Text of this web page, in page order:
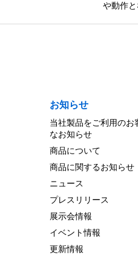
や動作と
お知らせ
当社製品をご利用のお
なお知らせ
商品について
商品に関するお知らせ
ニュース
プレスリリース
展示会情報
イベント情報
更新情報